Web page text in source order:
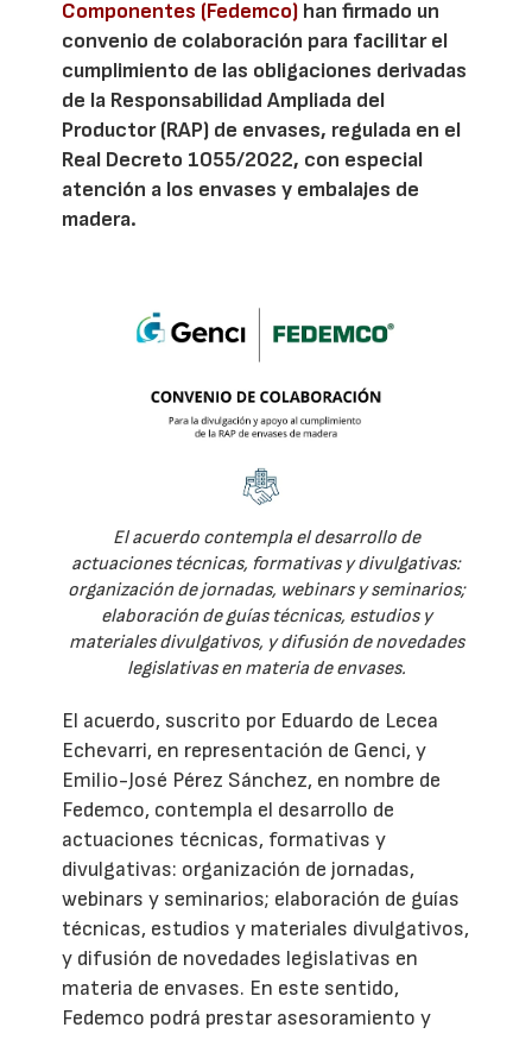
Componentes (Fedemco) han firmado un
convenio de colaboración para facilitar el
cumplimiento de las obligaciones derivadas
de la Responsabilidad Ampliada del
Productor (RAP) de envases, regulada en el
Real Decreto 1055/2022, con especial
atención a los envases y embalajes de
madera.
El acuerdo contempla el desarrollo de
actuaciones técnicas, formativas y divulgativas:
organización de jornadas, webinars y seminarios;
elaboración de guías técnicas, estudios y
materiales divulgativos, y difusión de novedades
legislativas en materia de envases.
El acuerdo, suscrito por Eduardo de Lecea
Echevarri, en representación de Genci, y
Emilio-José Pérez Sánchez, en nombre de
Fedemco, contempla el desarrollo de
actuaciones técnicas, formativas y
divulgativas: organización de jornadas,
webinars y seminarios; elaboración de guías
técnicas, estudios y materiales divulgativos,
y difusión de novedades legislativas en
materia de envases. En este sentido,
Fedemco podrá prestar asesoramiento y